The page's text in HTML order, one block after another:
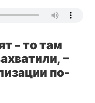
– то там
–
по-